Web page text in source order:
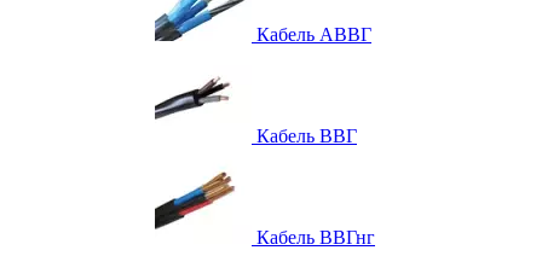
Кабель АВВГ
Кабель ВВГ
Кабель ВВГнг